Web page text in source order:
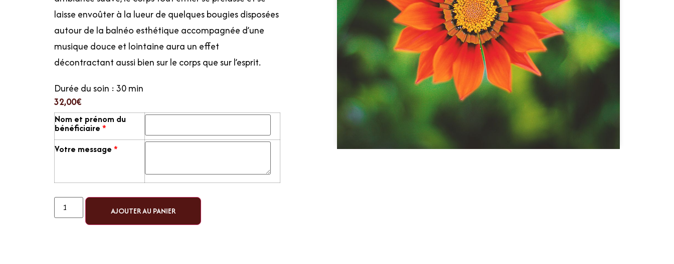
laisse envoûter à la lueur de quelques bougies disposées
autour de la balnéo esthétique accompagnée d’une
musique douce et lointaine aura un effet
décontractant aussi bien sur le corps que sur l’esprit.
Durée du soin : 30 min
32,00€
Nom et prénom du
bénéficiaire *
Votre message *
AJOUTER AU PANIER